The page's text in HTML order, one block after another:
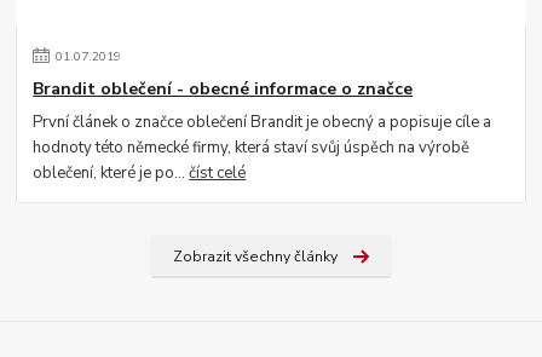
01.07.2019
Brandit oblečení - obecné informace o značce
První článek o značce oblečení Brandit je obecný a popisuje cíle a
hodnoty této německé firmy, která staví svůj úspěch na výrobě
oblečení, které je po...číst celé
Zobrazit všechny články